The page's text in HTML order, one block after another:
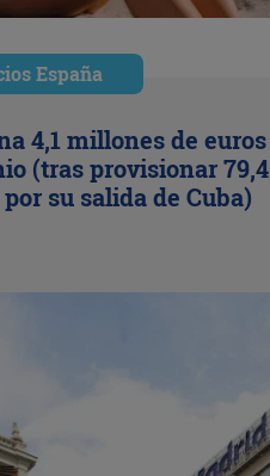
España
4,1 millones de euros
(tras provisionar 79,4
su salida de Cuba)